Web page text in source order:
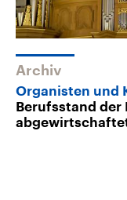
Archiv
Organisten und
Berufsstand